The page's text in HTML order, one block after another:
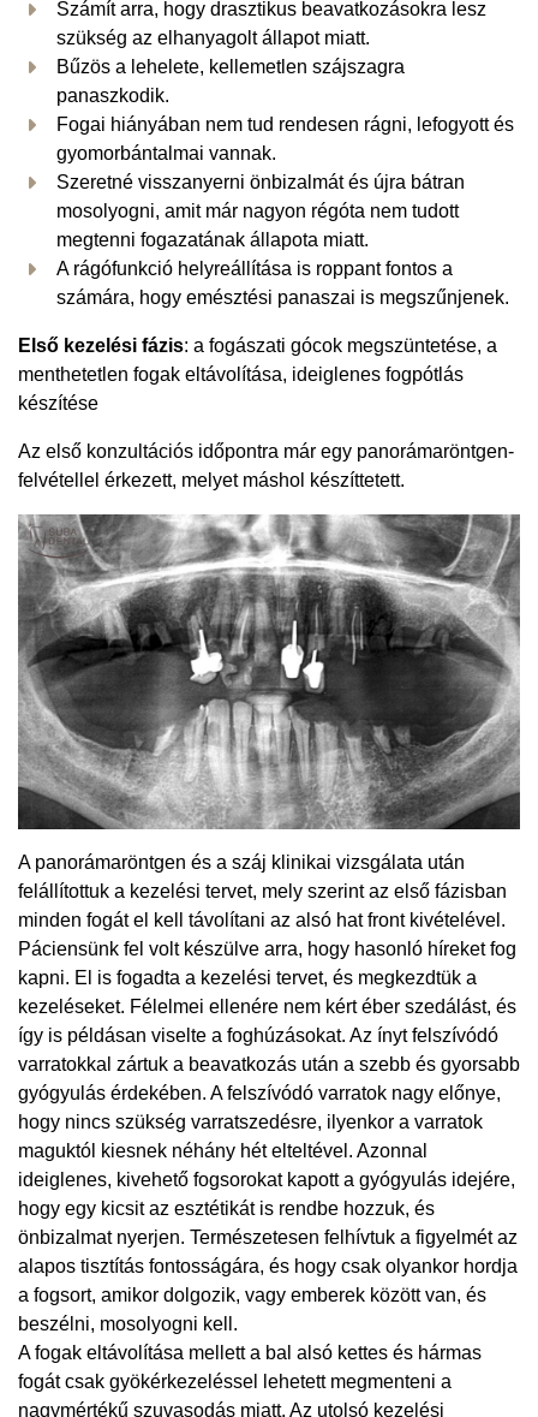
Számít arra, hogy drasztikus beavatkozásokra lesz
szükség az elhanyagolt állapot miatt.
Bűzös a lehelete, kellemetlen szájszagra
panaszkodik.
Fogai hiányában nem tud rendesen rágni, lefogyott és
gyomorbántalmai vannak.
Szeretné visszanyerni önbizalmát és újra bátran
mosolyogni, amit már nagyon régóta nem tudott
megtenni fogazatának állapota miatt.
A rágófunkció helyreállítása is roppant fontos a
számára, hogy emésztési panaszai is megszűnjenek.
Első kezelési fázis: a fogászati gócok megszüntetése, a
menthetetlen fogak eltávolítása, ideiglenes fogpótlás
készítése
Az első konzultációs időpontra már egy panorámaröntgen-
felvétellel érkezett, melyet máshol készíttetett.
A panorámaröntgen és a száj klinikai vizsgálata után
felállítottuk a kezelési tervet, mely szerint az első fázisban
minden fogát el kell távolítani az alsó hat front kivételével.
Páciensünk fel volt készülve arra, hogy hasonló híreket fog
kapni. El is fogadta a kezelési tervet, és megkezdtük a
kezeléseket. Félelmei ellenére nem kért éber szedálást, és
így is példásan viselte a foghúzásokat. Az ínyt felszívódó
varratokkal zártuk a beavatkozás után a szebb és gyorsabb
gyógyulás érdekében. A felszívódó varratok nagy előnye,
hogy nincs szükség varratszedésre, ilyenkor a varratok
maguktól kiesnek néhány hét elteltével. Azonnal
ideiglenes, kivehető fogsorokat kapott a gyógyulás idejére,
hogy egy kicsit az esztétikát is rendbe hozzuk, és
önbizalmat nyerjen. Természetesen felhívtuk a figyelmét az
alapos tisztítás fontosságára, és hogy csak olyankor hordja
a fogsort, amikor dolgozik, vagy emberek között van, és
beszélni, mosolyogni kell.
A fogak eltávolítása mellett a bal alsó kettes és hármas
fogát csak gyökérkezeléssel lehetett megmenteni a
nagymértékű szuvasodás miatt, Az utolsó kezelési